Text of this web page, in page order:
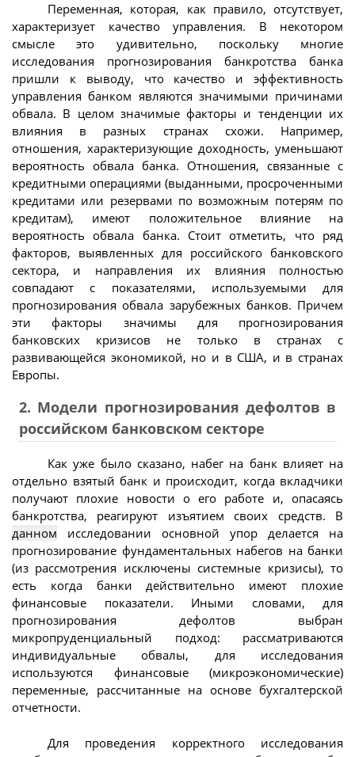
Переменная, которая, как правило, отсутствует,
характеризует качество управления. В некотором
смысле это удивительно, поскольку многие
исследования прогнозирования банкротства банка
пришли к выводу, что качество и эффективность
управления банком являются значимыми причинами
обвала. В целом значимые факторы и тенденции их
влияния в разных странах схожи. Например,
отношения, характеризующие доходность, уменьшают
вероятность обвала банка. Отношения, связанные с
кредитными операциями (выданными, просроченными
кредитами или резервами по возможным потерям по
кредитам), имеют положительное влияние на
вероятность обвала банка. Стоит отметить, что ряд
факторов, выявленных для российского банковского
сектора, и направления их влияния полностью
совпадают с показателями, используемыми для
прогнозирования обвала зарубежных банков. Причем
эти факторы значимы для прогнозирования
банковских кризисов не только в странах с
развивающейся экономикой, но и в США, и в странах
Европы.
2. Модели прогнозирования дефолтов в
российском банковском секторе
Как уже было сказано, набег на банк влияет на
отдельно взятый банк и происходит, когда вкладчики
получают плохие новости о его работе и, опасаясь
банкротства, реагируют изъятием своих средств. В
данном исследовании основной упор делается на
прогнозирование фундаментальных набегов на банки
(из рассмотрения исключены системные кризисы), то
есть когда банки действительно имеют плохие
финансовые показатели. Иными словами, для
прогнозирования дефолтов выбран
микропруденциальный подход: рассматриваются
индивидуальные обвалы, для исследования
используются финансовые (микроэкономические)
переменные, рассчитанные на основе бухгалтерской
отчетности.
Для проведения корректного исследования